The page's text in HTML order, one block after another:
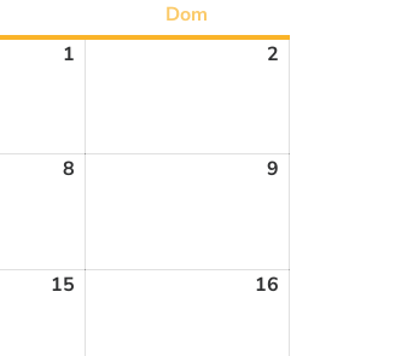
Dom
1 2
8 9
15 16